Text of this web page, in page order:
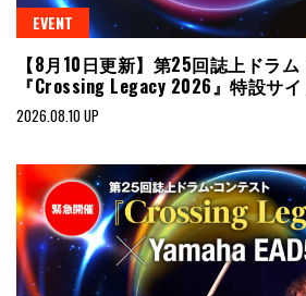
EVENT
【8月10日更新】第25回誌上ドラ
『Crossing Legacy 2026』特設サ
2026.08.10 UP